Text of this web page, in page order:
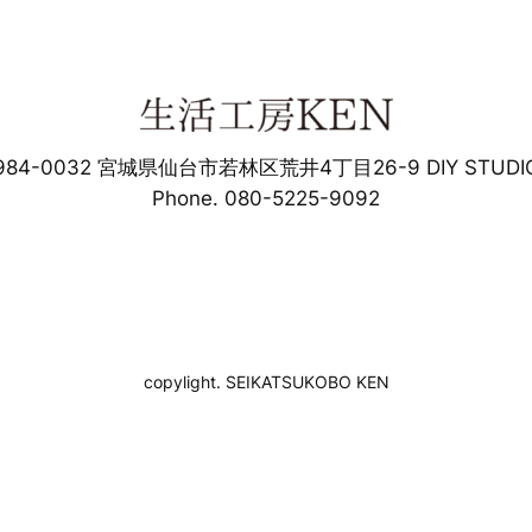
0032 宮城県仙台市若林区荒井4丁目26-9 DIY
Phone. 080-5225-9092
copylight. SEIKATSUKOBO KEN